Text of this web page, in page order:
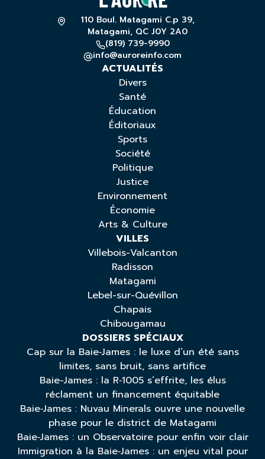
110 Boul. Matagami C.p 39,
Matagami, QC J0Y 2A0
(819) 739-9990
info@auroreinfo.com
ACTUALITÉS
Divers
Santé
Éducation
Éditoriaux
Sports
Société
Politique
Justice
Environnement
Économie
Arts & Culture
VILLES
Villebois-Valcanton
Radisson
Matagami
Lebel-sur-Quévillon
Chapais
Chibougamau
DOSSIERS SPÉCIAUX
Cap sur la Baie‑James : le luxe d’un été sans
limites, sans bruit, sans artifice
Baie-James : la R‑1005 s’effrite, les élus
réclament un financement équitable
Baie‑James : Nuvau Minerals ouvre une nouvelle
phase pour le district de Matagami
Baie‑James : un Observatoire pour enfin voir clair
Immigration à la Baie‑James : un enjeu vital pour